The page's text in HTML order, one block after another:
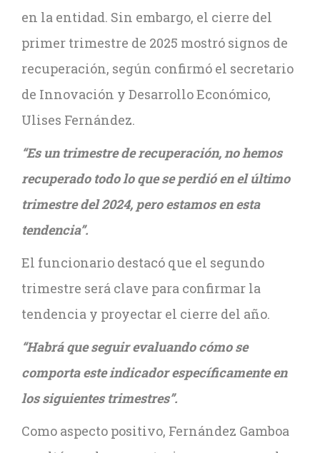
en la entidad. Sin embargo, el cierre del
primer trimestre de 2025 mostró signos de
recuperación, según confirmó el secretario
de Innovación y Desarrollo Económico,
Ulises Fernández.
“Es un trimestre de recuperación, no hemos
recuperado todo lo que se perdió en el último
trimestre del 2024, pero estamos en esta
tendencia”.
El funcionario destacó que el segundo
trimestre será clave para confirmar la
tendencia y proyectar el cierre del año.
“Habrá que seguir evaluando cómo se
comporta este indicador específicamente en
los siguientes trimestres”.
Como aspecto positivo, Fernández Gamboa